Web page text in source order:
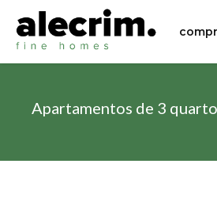
Apartamentos de 3